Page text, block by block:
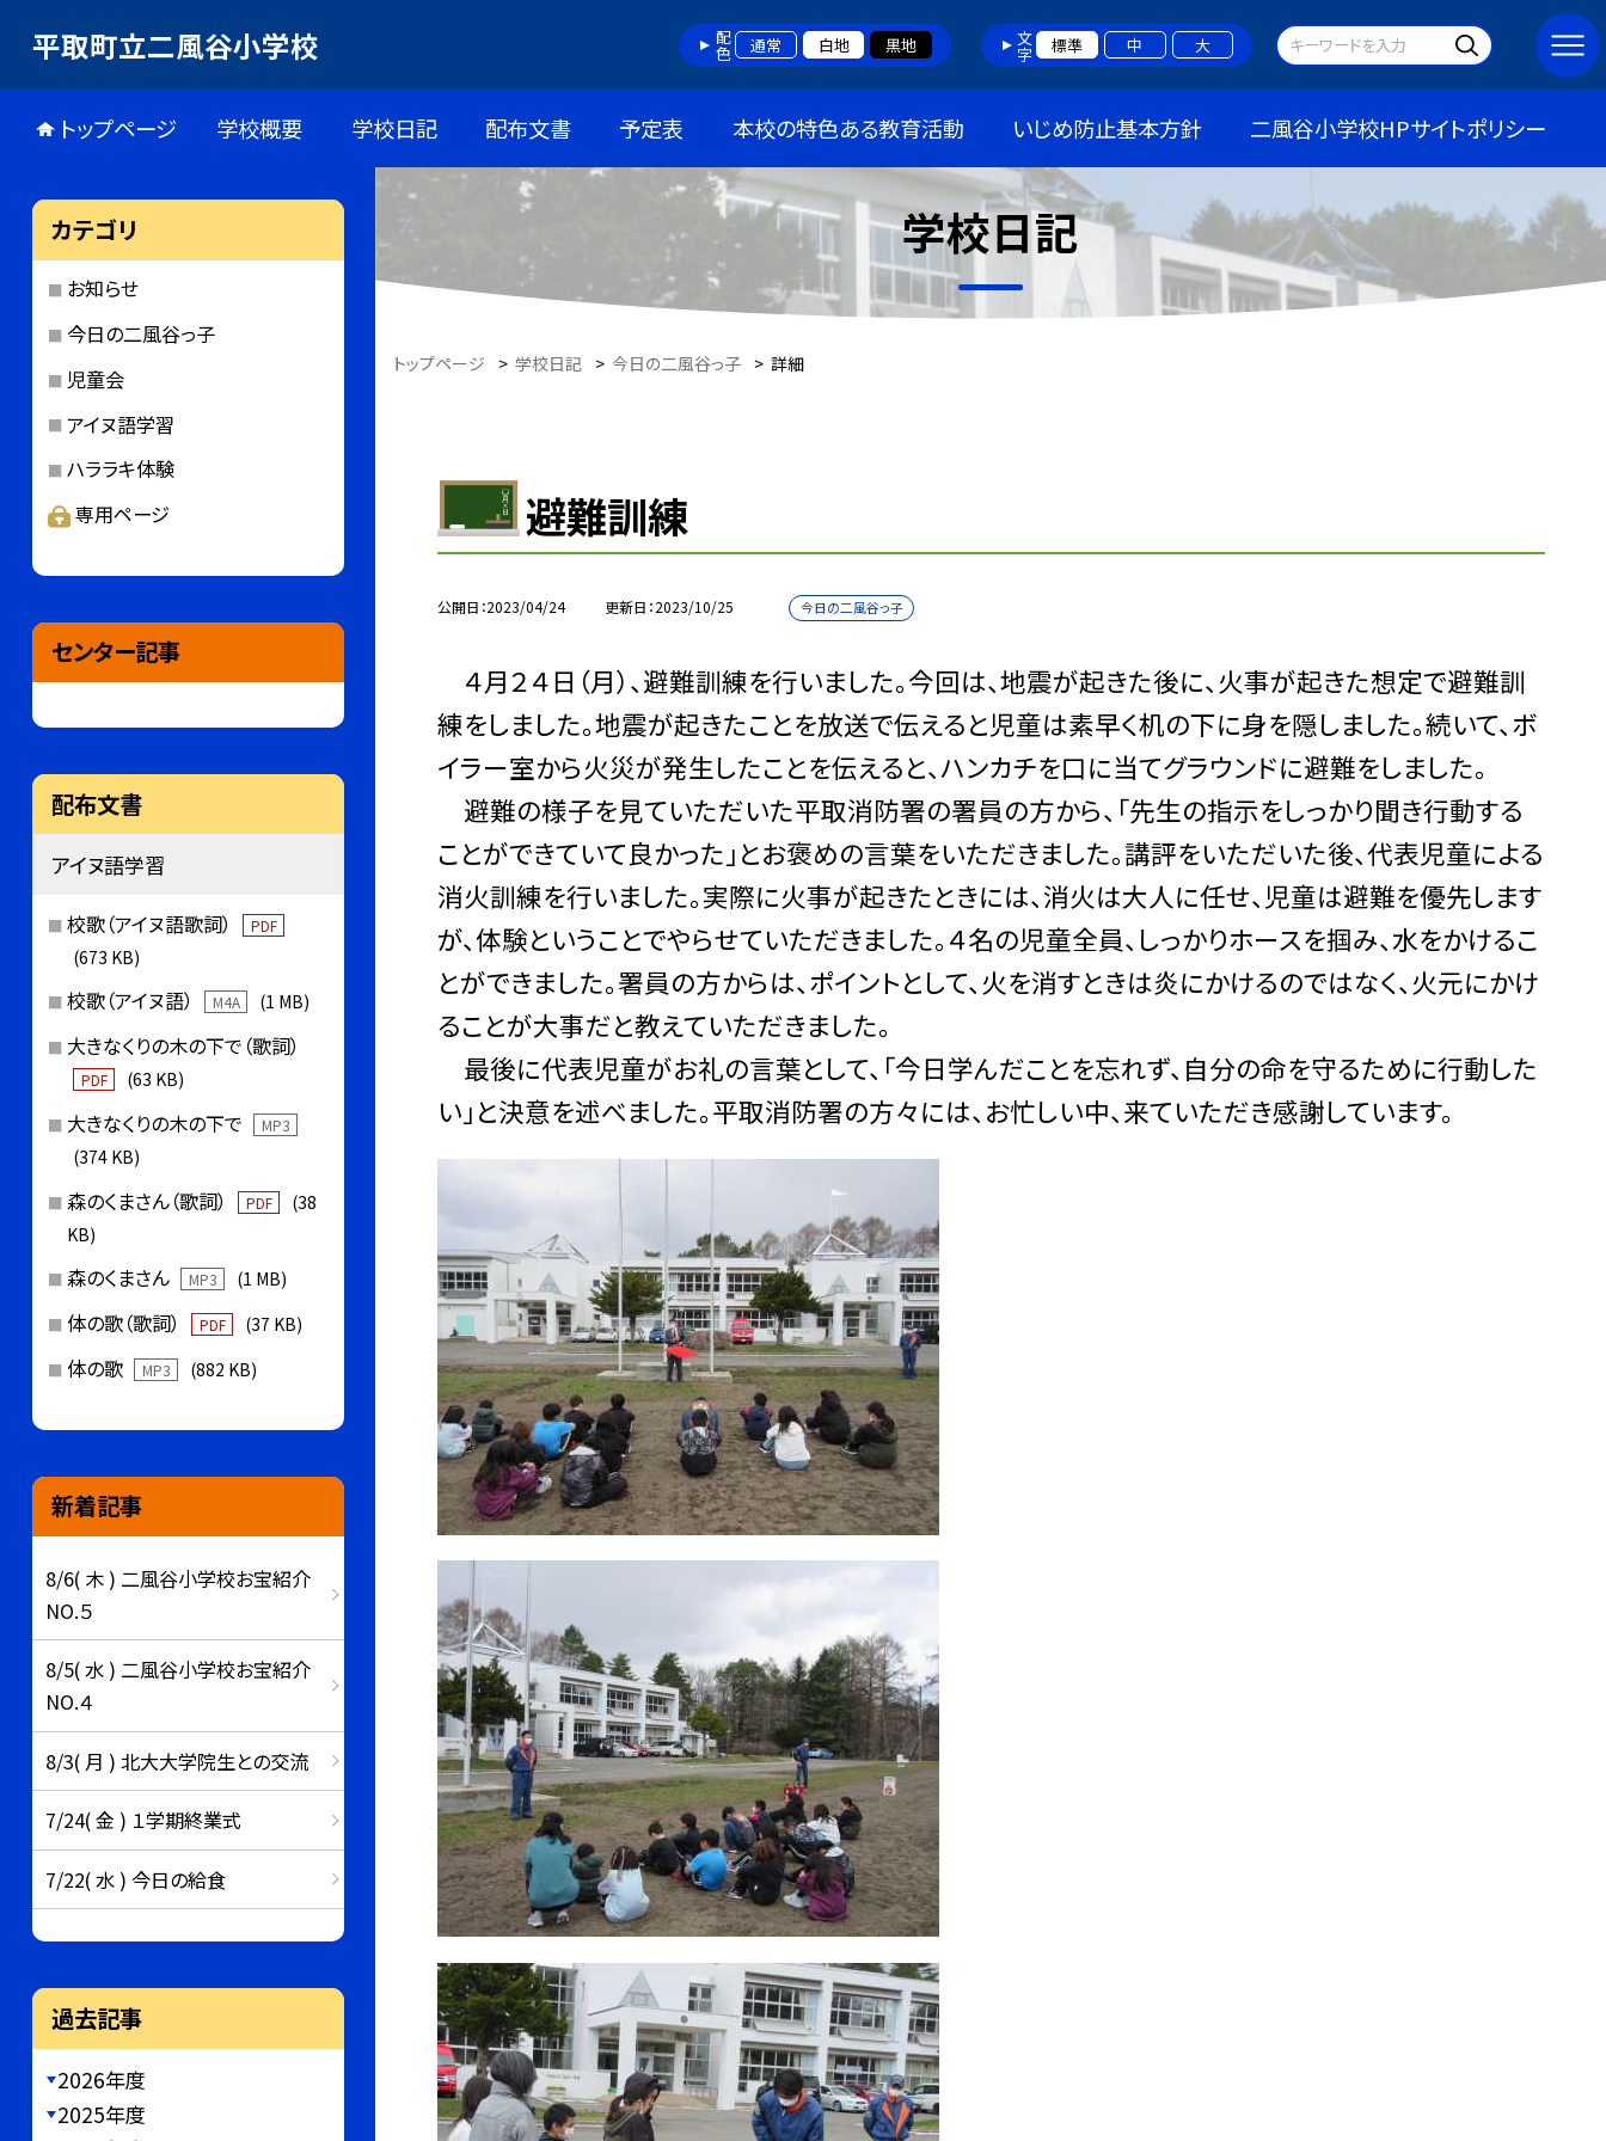
平取町立二風谷小学校 配色 通常 白地 黒地 文字 標準 中 大
トップページ 学校概要 学校日記 配布文書 予定表 本校の特色ある教育活動 いじめ防止基本方針 二風谷小学校HPサイトポリシー
学校日記
トップページ > 学校日記 > 今日の二風谷っ子 > 詳細
避難訓練
公開日 2023/04/24 更新日 2023/10/25 今日の二風谷っ子
４月２４日（月）、避難訓練を行いました。今回は、地震が起きた後に、火事が起きた想定で避難訓
練をしました。地震が起きたことを放送で伝えると児童は素早く机の下に身を隠しました。続いて、ボ
イラー室から火災が発生したことを伝えると、ハンカチを口に当てグラウンドに避難をしました。
避難の様子を見ていただいた平取消防署の署員の方から、「先生の指示をしっかり聞き行動する
ことができていて良かった」とお褒めの言葉をいただきました。講評をいただいた後、代表児童による
消火訓練を行いました。実際に火事が起きたときには、消火は大人に任せ、児童は避難を優先します
が、体験ということでやらせていただきました。４名の児童全員、しっかりホースを掴み、水をかけるこ
とができました。署員の方からは、ポイントとして、火を消すときは炎にかけるのではなく、火元にかけ
ることが大事だと教えていただきました。
最後に代表児童がお礼の言葉として、「今日学んだことを忘れず、自分の命を守るために行動した
い」と決意を述べました。平取消防署の方々には、お忙しい中、来ていただき感謝しています。
カテゴリ
お知らせ
今日の二風谷っ子
児童会
アイヌ語学習
ハララキ体験
専用ページ
センター記事
配布文書
アイヌ語学習
校歌（アイヌ語歌詞） PDF
(673 KB)
校歌（アイヌ語） M4A (1 MB)
大きなくりの木の下で（歌詞）
PDF (63 KB)
大きなくりの木の下で MP3
(374 KB)
森のくまさん（歌詞） PDF
(38
KB)
森のくまさん MP3 (1 MB)
体の歌（歌詞） PDF (37 KB)
体の歌 MP3 (882 KB)
新着記事
8/6( 木 ) 二風谷小学校お宝紹介
NO.５
8/5( 水 ) 二風谷小学校お宝紹介
NO.４
8/3( 月 ) 北大大学院生との交流
7/24( 金 ) １学期終業式
7/22( 水 ) 今日の給食
過去記事
2026年度
2025年度